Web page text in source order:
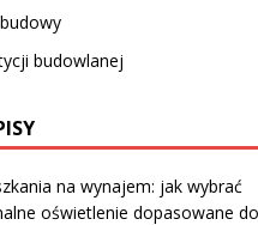
budowlanej
na wynajem: jak wybrać
oświetlenie dopasowane do